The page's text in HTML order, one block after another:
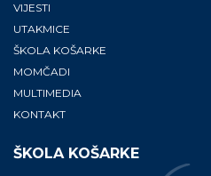
VIJESTI
UTAKMICE
ŠKOLA KOŠARKE
MOMČADI
MULTIMEDIA
KONTAKT
ŠKOLA KOŠARKE